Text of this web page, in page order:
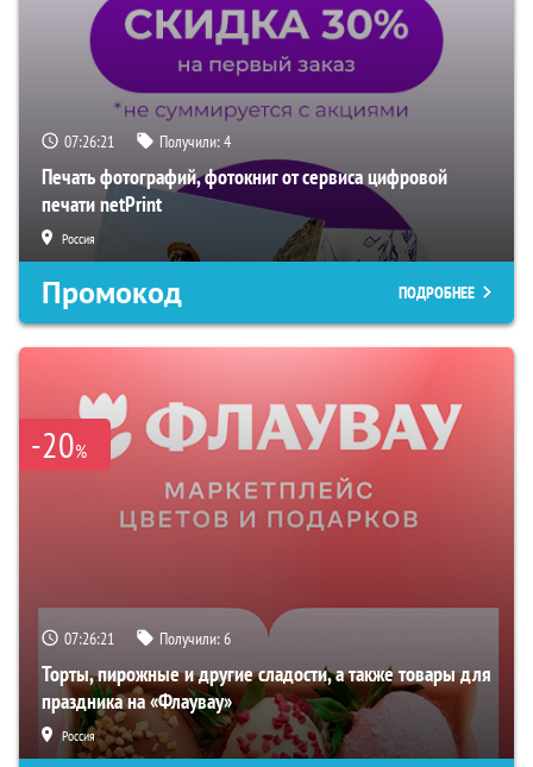
07:26:20 Получили:4
Печать фотографий, фотокниг от сервиса цифровой
печати netPrint
Россия
Промокод ПОДРОБНЕЕ
-20%
07:26:20 Получили:6
Торты, пирожные и другие сладости, а также товары для
праздника на «Флаувау»
Россия